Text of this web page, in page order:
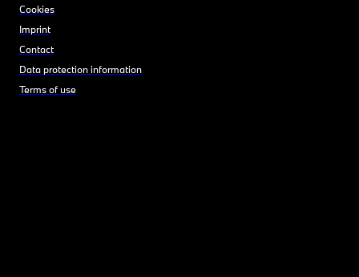
Cookies
Imprint
Contact
Data protection information
Terms of use